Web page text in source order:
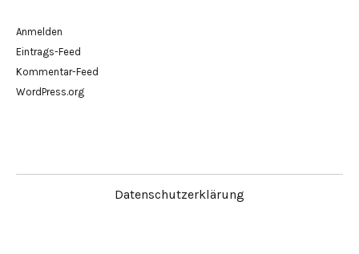
Anmelden
Eintrags-Feed
Kommentar-Feed
WordPress.org
Datenschutzerklärung